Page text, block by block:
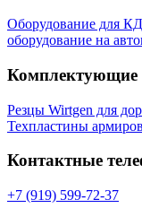
Оборудование для
оборудование на
Комплектующие
Резцы Wirtgen для
Техпластины
Контактные
+7 (919) 599-72-37